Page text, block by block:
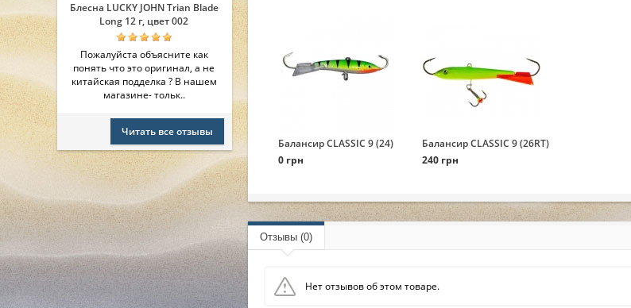
Блесна LUCKY JOHN Trian Blade
Long 12 г, цвет 002
Пожалуйста объясните как
понять что это оригинал, а не
китайская подделка ? В нашем
магазине- тольк..
Читать все отзывы
Балансир CLASSIC 9 (24)
0 грн
Балансир CLASSIC 9 (26RT)
240 грн
Отзывы (0)
Нет отзывов об этом товаре.